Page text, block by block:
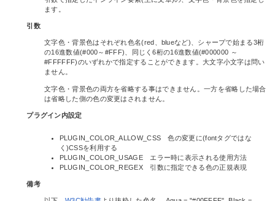
ます。
引数
文字色・背景色はそれぞれ色名(red、blueなど)、シャープで始まる3桁
の16進数値(#000～#FFF)、同じく6桁の16進数値(#000000 ～
#FFFFFF)のいずれかで指定することができます。大文字小文字は問い
ません。
文字色・背景色の両方を省略する事はできません。一方を省略した場合
は省略した側の色の変更はされません。
プラグイン内設定
PLUGIN_COLOR_ALLOW_CSS 色の変更に(fontタグではな
く)CSSを利用する
PLUGIN_COLOR_USAGE エラー時に表示される使用方法
PLUGIN_COLOR_REGEX 引数に指定できる色の正規表現
備考